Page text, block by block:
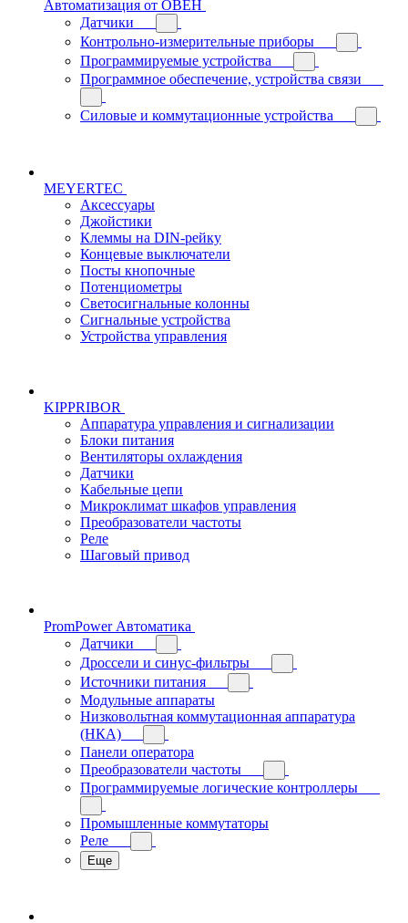
Автоматизация от ОВЕН
Датчики
Контрольно-измерительные приборы
Программируемые устройства
Программное обеспечение, устройства связи
Силовые и коммутационные устройства
MEYERTEC
Аксессуары
Джойстики
Клеммы на DIN-рейку
Концевые выключатели
Посты кнопочные
Потенциометры
Светосигнальные колонны
Сигнальные устройства
Устройства управления
KIPPRIBOR
Аппаратура управления и сигнализации
Блоки питания
Вентиляторы охлаждения
Датчики
Кабельные цепи
Микроклимат шкафов управления
Преобразователи частоты
Реле
Шаговый привод
PromPower Автоматика
Датчики
Дроссели и синус-фильтры
Источники питания
Модульные аппараты
Низковольтная коммутационная аппаратура
(НКА)
Панели оператора
Преобразователи частоты
Программируемые логические контроллеры
Промышленные коммутаторы
Реле
Еще